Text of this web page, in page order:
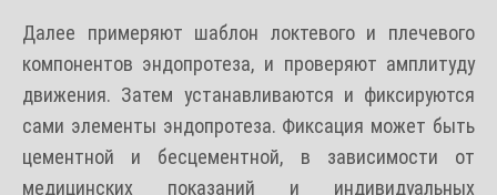
Далее примеряют шаблон локтевого и плечевого
компонентов эндопротеза, и проверяют амплитуду
движения. Затем устанавливаются и фиксируются
сами элементы эндопротеза. Фиксация может быть
цементной и бесцементной, в зависимости от
медицинских показаний и индивидуальных